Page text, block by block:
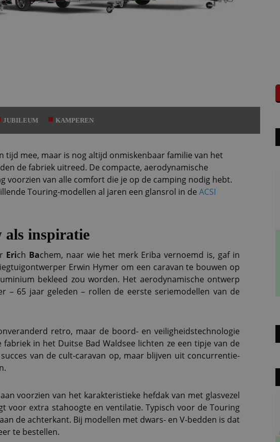
JUBILEUM KAMPEREN
tijd mee, maar is nog altijd onmiskenbaar familie van het
de fabriek uitreed. De compacte, aerodynamische
voorzien van alle comfort die je op de camping nodig hebt.
Touring-modellen al jaren een glansrol in de ACSI
als inspiratie
Erich Bachem, naar wie het merk Eriba vernoemd is, gaf in
Erwin Hymer om een caravan te bouwen op
bekleed zou worden. Het aerodynamische ontwerp
– 65 jaar geleden – rollen de eerste seriemodellen van de
retro, maar de boord- en veiligheidstechnologie
fabriek in het Duitse Bad Waldsee lichten ze een tipje van de
van de cult-caravan op, maar blijven uit concurrentie-
voorzien van het karakteristieke hefdak van met glasvezel
voor extra stahoogte en ventilatie. Typisch voor de Touring
de achterkant. Bij modellen met dwars- en V-bedden is dat
te bestellen.